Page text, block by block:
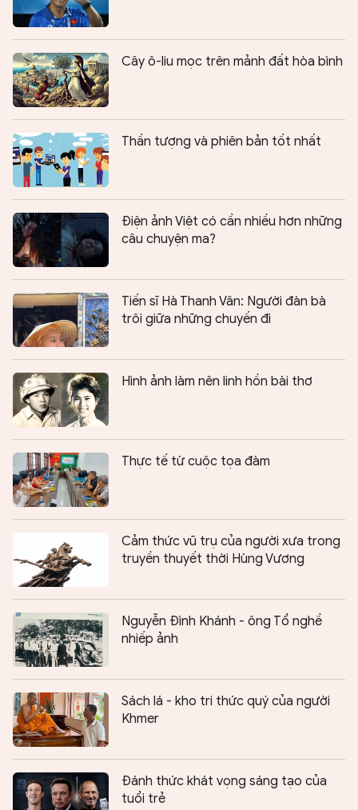
Cây ô-liu mọc trên mảnh đất hòa bình
Thần tượng và phiên bản tốt nhất
Điện ảnh Việt có cần nhiều hơn những
câu chuyện ma?
Tiến sĩ Hà Thanh Vân: Người đàn bà
trôi giữa những chuyến đi
Hình ảnh làm nên linh hồn bài thơ
Thực tế từ cuộc tọa đàm
Cảm thức vũ trụ của người xưa trong
truyền thuyết thời Hùng Vương
Nguyễn Đình Khánh - ông Tổ nghề
nhiếp ảnh
Sách lá - kho tri thức quý của người
Khmer
Đánh thức khát vọng sáng tạo của
tuổi trẻ